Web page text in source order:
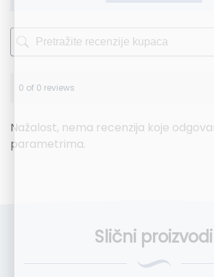
0 of 0 reviews
Nažalost, nema recenzija koje
parametrima.
Slični proizvodi